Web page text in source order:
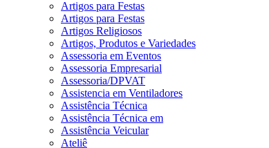
Artigos para Festas
Artigos para Festas
Artigos Religiosos
Artigos, Produtos e Variedades
Assessoria em Eventos
Assessoria Empresarial
Assessoria/DPVAT
Assistencia em Ventiladores
Assistência Técnica
Assistência Técnica em
Assistência Veicular
Ateliê